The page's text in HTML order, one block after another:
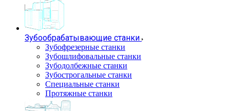
Зубообрабатывающие станки
Зубофрезерные станки
Зубошлифовальные станки
Зубодолбежные станки
Зубострогальные станки
Специальные станки
Протяжные станки